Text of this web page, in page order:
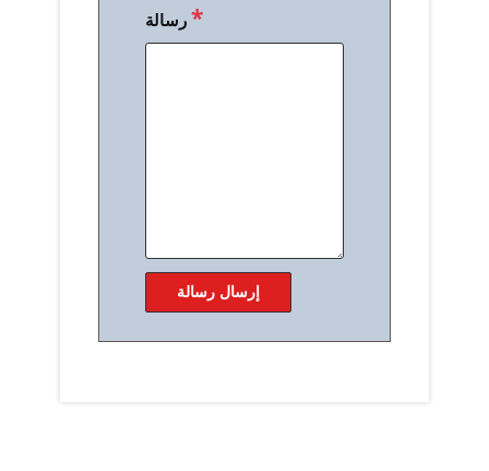
رسالة*